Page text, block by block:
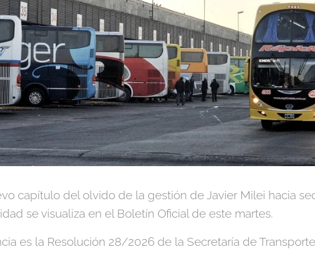
capítulo del olvido de la gestión de Javier Milei hacia
se visualiza en el Boletín Oficial de este martes.
es la Resolución 28/2026 de la Secretaría de